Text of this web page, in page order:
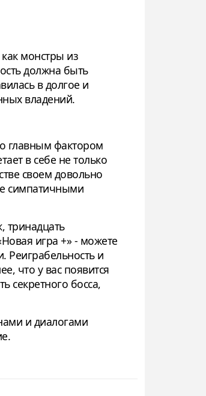
монстры из
должна быть
в долгое и
владений.
главным фактором
в себе не только
своем довольно
симпатичными
тринадцать
игра +» - можете
Реиграбельность и
что у вас появится
секретного босса,
и диалогами